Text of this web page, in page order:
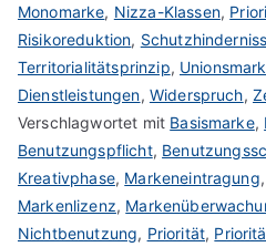
Monomarke, Nizza-Klassen,
Risikoreduktion,
Territorialitätsprinzip,
Dienstleistungen, Widerspruch,
Verschlagwortet mit Basismarke,
Benutzungspflicht,
Kreativphase, Markeneintragung,
Markenlizenz,
Nichtbenutzung, Priorität,